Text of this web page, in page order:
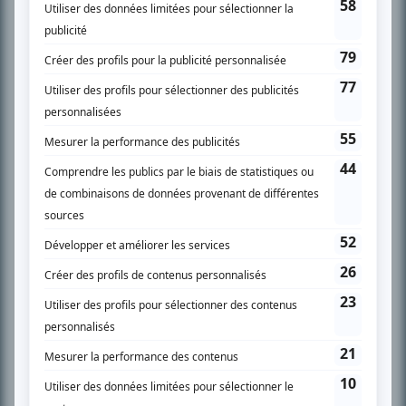
SUR LE RÉSEAU BIZZ MÉDIA
PLAN DU SITE
Accueil
Liste des oeuvres
Recherche avancée
À propos
Nous contacter
Termes et conditions
Politique de confidentialité
Gestion du consentement